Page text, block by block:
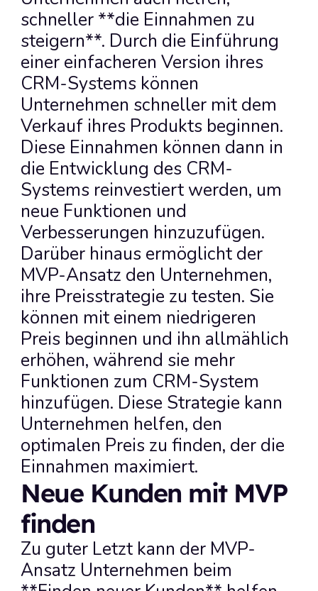
schneller **die Einnahmen zu
steigern**. Durch die Einführung
einer einfacheren Version ihres
CRM-Systems können
Unternehmen schneller mit dem
Verkauf ihres Produkts beginnen.
Diese Einnahmen können dann in
die Entwicklung des CRM-
Systems reinvestiert werden, um
neue Funktionen und
Verbesserungen hinzuzufügen.
Darüber hinaus ermöglicht der
MVP-Ansatz den Unternehmen,
ihre Preisstrategie zu testen. Sie
können mit einem niedrigeren
Preis beginnen und ihn allmählich
erhöhen, während sie mehr
Funktionen zum CRM-System
hinzufügen. Diese Strategie kann
Unternehmen helfen, den
optimalen Preis zu finden, der die
Einnahmen maximiert.
Neue Kunden mit MVP
finden
Zu guter Letzt kann der MVP-
Ansatz Unternehmen beim